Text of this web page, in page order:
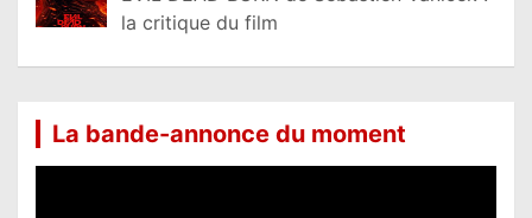
la critique du film
La bande-annonce du moment